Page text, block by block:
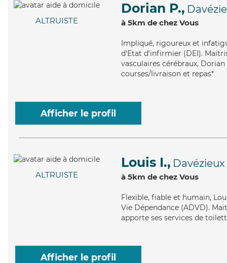
ALTRUISTE
Dorian P.,
à 5km de chez Vous
Impliqué, rigoureux et
d'Etat d'infirmier (DEI).
vasculaires cérébraux,
courses/livraison et repas*
Afficher le profil
ALTRUISTE
Louis I., Davézieux
à 5km de chez Vous
Flexible, fiable et humain,
Vie Dépendance (ADVD).
apporte ses services de
Afficher le profil